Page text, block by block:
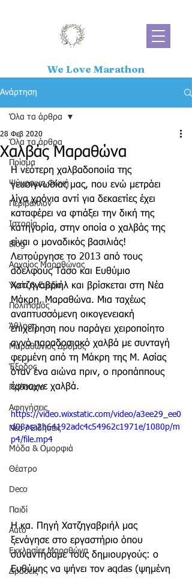
We Love Marathon
Ανάρτηση
Όλα τα άρθρα
Πρίσμα
Ψύχραιμη Φωνή
Περιβάλλον
Ιστορία
Blog
Αρχαίος Μαραθώνας
Υγεία & Ευεξία
Πολιτισμός
Άθληση
Μαραθώνιος Δρόμος
Έξοδος
Πρόσωπα
Αφηγήσεις
Νέα / Ειδήσεις
Μόδα & Ομορφιά
Θέατρο
Deco
Παιδί
Auto
Εκκλησίες Μαραθώνα
Δράσεις
Όλα τα άρθρα
Χαλβάς Μαραθώνα
28 Φεβ 2020
Η νεότερη χαλβαδοποιία της
γευσιγνωσίας μας, που ενώ μετράει
λίγα χρόνια αντί για δεκαετίες έχει
καταφέρει να φτιάξει την δική της
κατηγορία, στην οποία ο χαλβάς της
είναι ο μοναδικός βασιλιάς!
Λειτούργησε το 2013 από τους
αδελφούς Τάσο και Ευθύμιο
Χατζηγαβριήλ και βρίσκεται στη Νέα
Μάκρη, Μαραθώνα. Μια ταχέως
αναπτυσσόμενη οικογενειακή
επιχείρηση που παράγει χειροποίητο
αγνό παραδοσιακό χαλβά με συνταγή
φερμένη από τη Μάκρη της Μ. Ασίας
όταν ένα αιώνα πριν, ο προπάππους
έφτιαχνε χαλβά.
https://video.wixstatic.com/video/a3ee29_ee0
d08aca2b64192adc4c54962c1971e/1080p/m
p4/file.mp4
Η κα. Πηγή Χατζηγαβριήλ μας
ξενάγησε στο εργαστήριο όπου
συναντήσαμε τους δημιουργούς: ο
Ευθύμης να ψήνει τον aqdas (ψημένη